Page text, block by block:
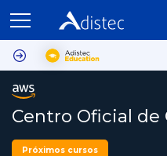
Centro Oficial de
Próximos cursos